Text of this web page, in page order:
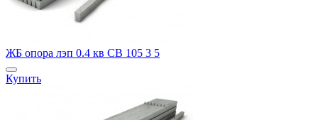
ЖБ опора лэп 0.4 кв СВ 105 3 5
Купить